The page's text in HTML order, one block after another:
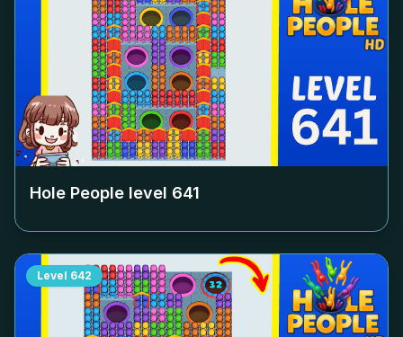
Hole People level 641
Level 642